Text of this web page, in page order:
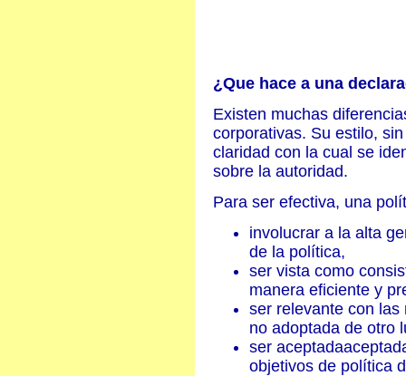
¿Que hace a una
Existen muchas
corporativas. Su estilo,
claridad con la cual se
sobre la autoridad.
Para ser efectiva, una
involucrar a la alta
de la política,
ser vista como
manera eficiente y
ser relevante con
no adoptada de otro
ser
objetivos de política